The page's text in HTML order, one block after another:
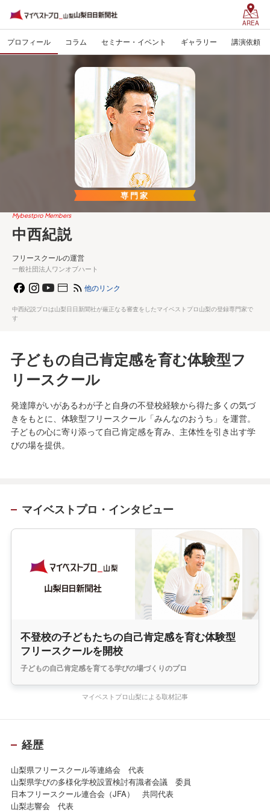
AREA
プロフィール コラム セミナー・イベント ギャラリー 講演依頼
専門家
Mybestpro Members
中西紀説
フリースクールの運営
一般社団法人ワンオブハート
他のリンク
中西紀説プロは山梨日日新聞社が厳正なる審査をしたマイベストプロ山梨の登録専門家で
す
子どもの自己肯定感を育む体験型フ
リースクール
発達障がいがあるわが子と自身の不登校経験から得た多くの気づ
きをもとに、体験型フリースクール「みんなのおうち」を運営。
子どもの心に寄り添って自己肯定感を育み、主体性を引き出す学
びの場を提供。
マイベストプロ・インタビュー
不登校の子どもたちの自己肯定感を育む体験型
フリースクールを開校
子どもの自己肯定感を育てる学びの場づくりのプロ
マイベストプロ山梨による取材記事
経歴
山梨県フリースクール等連絡会 代表
山梨県学びの多様化学校設置検討有識者会議 委員
日本フリースクール連合会（JFA） 共同代表
山梨志響会 代表